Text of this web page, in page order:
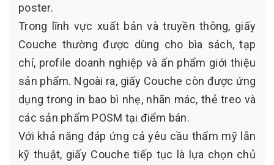
poster.
Trong lĩnh vực xuất bản và truyền thông, giấy
Couche thường được dùng cho bìa sách, tạp
chí, profile doanh nghiệp và ấn phẩm giới thiệu
sản phẩm. Ngoài ra, giấy Couche còn được ứng
dụng trong in bao bì nhẹ, nhãn mác, thẻ treo và
các sản phẩm POSM tại điểm bán.
Với khả năng đáp ứng cả yêu cầu thẩm mỹ lẫn
kỹ thuật, giấy Couche tiếp tục là lựa chọn chủ